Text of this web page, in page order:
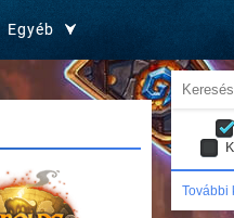
Egyéb
További